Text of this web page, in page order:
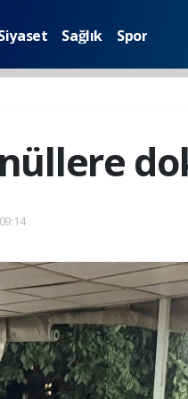
Sağlık Spor